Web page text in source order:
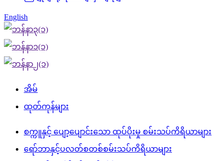
English
အိမ်
ထုတ်ကုန်များ
စက္ကူနှင့် ပျော့ပျောင်းသော ထုပ်ပိုးမှု စမ်းသပ်ကိရိယာများ
ရော်ဘာနှင့်ပလတ်စတစ်စမ်းသပ်ကိရိယာများ